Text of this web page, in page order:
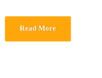
Read More